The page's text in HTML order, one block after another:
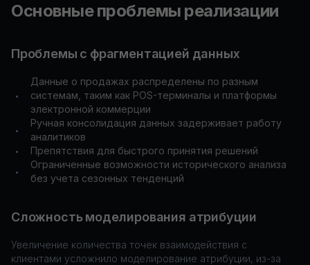
Основные проблемы реализации
Проблемы с фрагментацией данных
•
Данные о продажах распределены по разным
системам, таким как POS-терминалы и платформы
электронной коммерции
•
Ручная консолидация данных задерживает работу
аналитиков
• Препятствия для быстрого принятия решений
•
Ограниченные возможности исторического анализа
без учета сезонных тенденций
Сложность моделирования атрибуции
Увеличение количества точек взаимодействия с
клиентами усложнило моделирование атрибуции, из-за